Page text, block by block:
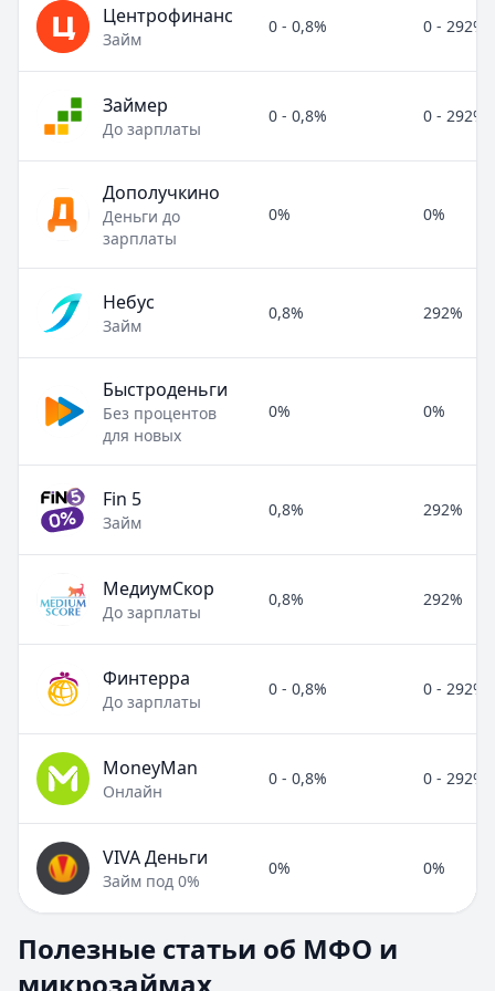
Центрофинанс
Займ
0 - 0,8% 0 - 292%
Займер
До зарплаты
0 - 0,8% 0 - 292%
Дополучкино
Деньги до
зарплаты
0% 0%
Небус
Займ
0,8% 292%
Быстроденьги
Без процентов
для новых
0% 0%
Fin 5
Займ
0,8% 292%
МедиумСкор
До зарплаты
0,8% 292%
Финтерра
До зарплаты
0 - 0,8% 0 - 292%
MoneyMan
Онлайн
0 - 0,8% 0 - 292%
VIVA Деньги
Займ под 0%
0% 0%
Раздел:МФО и микрозаймы. Всего статей: 8.
Займ под расписку
Полезные статьи об МФО и